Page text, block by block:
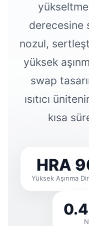
derecesine
nozul,
yüksek
swap
ısıtıcı
kısa
HRA
Yüksek Aşınma